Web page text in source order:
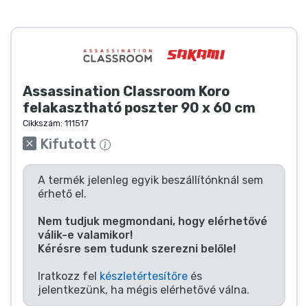
Assassination Classroom Koro
felakasztható poszter 90 x 60 cm
Cikkszám: 111517
Kifutott
A termék jelenleg egyik beszállítónknál sem
érhető el.
Nem tudjuk megmondani, hogy elérhetővé
válik-e valamikor!
Kérésre sem tudunk szerezni belőle!
Iratkozz fel készletértesítőre és
jelentkezünk, ha mégis elérhetővé válna.
Gamer cuccok
Sportos cuccok
Zenés cuccok
Terméktípusok
Márkák